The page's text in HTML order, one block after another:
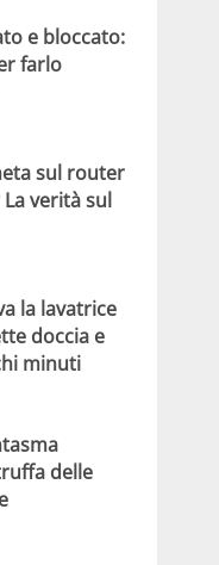
e bloccato:
farlo
sul router
verità sul
la lavatrice
doccia e
minuti
delle